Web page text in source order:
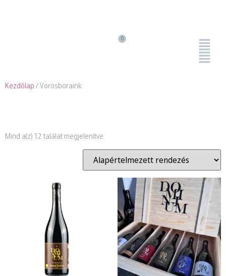
Kezdőlap / Vörösboraink
Mind a(z) 12 találat megjelenítve